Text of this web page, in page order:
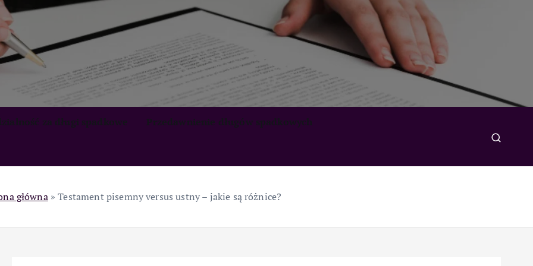
główna»Testament pisemny versus ustny – jakie są różnice?